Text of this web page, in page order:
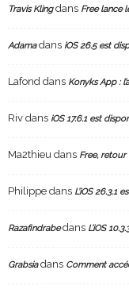
Travis Klingdans Free lance
Adamadans iOS 26.5 est
Lafond dans Konyks App :
Riv dans iOS 17.6.1 est
Ma2thieu dans Free, retour
Philippe dans L’iOS 26.3.1
Razafindrabedans L’iOS
Grabsiadans Comment